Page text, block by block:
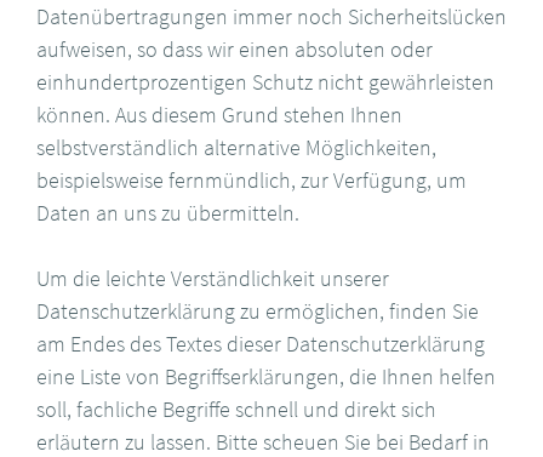
Datenübertragungen immer noch Sicherheitslücken
aufweisen, so dass wir einen absoluten oder
einhundertprozentigen Schutz nicht gewährleisten
können. Aus diesem Grund stehen Ihnen
selbstverständlich alternative Möglichkeiten,
beispielsweise fernmündlich, zur Verfügung, um
Daten an uns zu übermitteln.
Um die leichte Verständlichkeit unserer
Datenschutzerklärung zu ermöglichen, finden Sie
am Endes des Textes dieser Datenschutzerklärung
eine Liste von Begriffserklärungen, die Ihnen helfen
soll, fachliche Begriffe schnell und direkt sich
erläutern zu lassen. Bitte scheuen Sie bei Bedarf in